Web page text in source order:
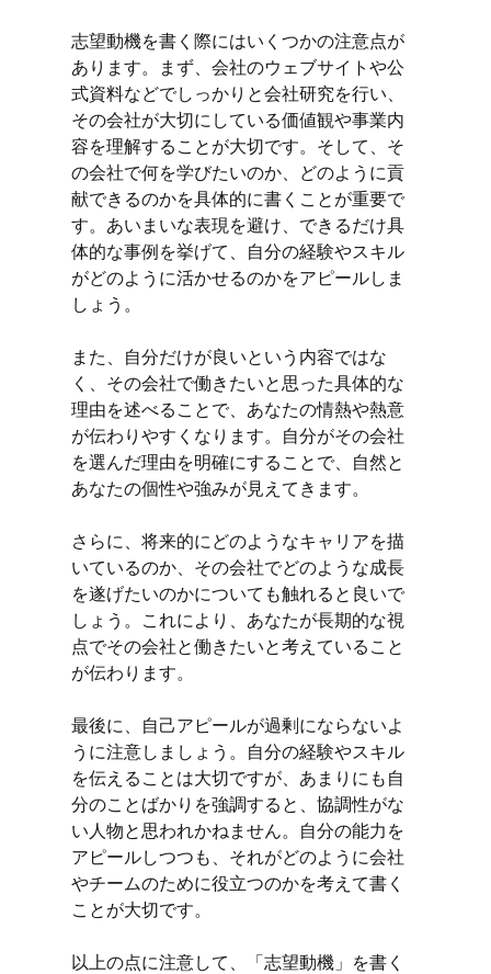
志望動機を書く際にはいくつかの注意点が
あります。まず、会社のウェブサイトや公
式資料などでしっかりと会社研究を行い、
その会社が大切にしている価値観や事業内
容を理解することが大切です。そして、そ
の会社で何を学びたいのか、どのように貢
献できるのかを具体的に書くことが重要で
す。あいまいな表現を避け、できるだけ具
体的な事例を挙げて、自分の経験やスキル
がどのように活かせるのかをアピールしま
しょう。
また、自分だけが良いという内容ではな
く、その会社で働きたいと思った具体的な
理由を述べることで、あなたの情熱や熱意
が伝わりやすくなります。自分がその会社
を選んだ理由を明確にすることで、自然と
あなたの個性や強みが見えてきます。
さらに、将来的にどのようなキャリアを描
いているのか、その会社でどのような成長
を遂げたいのかについても触れると良いで
しょう。これにより、あなたが長期的な視
点でその会社と働きたいと考えていること
が伝わります。
最後に、自己アピールが過剰にならないよ
うに注意しましょう。自分の経験やスキル
を伝えることは大切ですが、あまりにも自
分のことばかりを強調すると、協調性がな
い人物と思われかねません。自分の能力を
アピールしつつも、それがどのように会社
やチームのために役立つのかを考えて書く
ことが大切です。
以上の点に注意して、「志望動機」を書く